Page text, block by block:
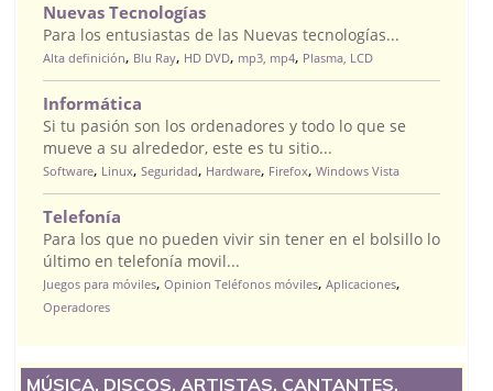
Nuevas Tecnologías
Para los entusiastas de las Nuevas tecnologías...
Alta definición, Blu Ray, HD DVD, mp3, mp4, Plasma, LCD
Informática
Si tu pasión son los ordenadores y todo lo que se
mueve a su alrededor, este es tu sitio...
Software, Linux, Seguridad, Hardware, Firefox, Windows Vista
Telefonía
Para los que no pueden vivir sin tener en el bolsillo lo
último en telefonía movil...
Juegos para móviles, Opinion Teléfonos móviles, Aplicaciones,
Operadores
MÚSICA, DISCOS, ARTISTAS, CANTANTES,